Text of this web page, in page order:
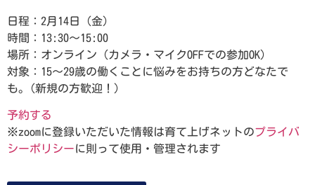
日程：2月14日（金）
時間：13:30～15:00
場所：オンライン（カメラ・マイクOFFでの参加OK）
対象：15～29歳の働くことに悩みをお持ちの方どなたで
も。(新規の方歓迎！）
予約する
※zoomに登録いただいた情報は育て上げネットのプライバ
シーポリシーに則って使用・管理されます